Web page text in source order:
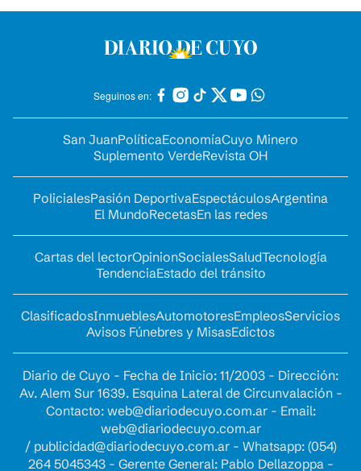
Seguinos en:
San JuanPolíticaEconomíaCuyo Minero
Suplemento VerdeRevista OH
PolicialesPasión DeportivaEspectáculosArgentina
El MundoRecetasEn las redes
Cartas del lectorOpinionSocialesSaludTecnología
TendenciaEstado del tránsito
ClasificadosInmueblesAutomotoresEmpleosServicios
Avisos Fúnebres y MisasEdictos
Diario de Cuyo - Fecha de Inicio: 11/2003 - Dirección:
Av. Alem Sur 1639. Esquina Lateral de Circunvalación -
Contacto: web@diariodecuyo.com.ar- Email:
web@diariodecuyo.com.ar
/ publicidad@diariodecuyo.com.ar- Whatsapp: (054)
264 5045343 - Gerente General: Pablo Dellazoppa -